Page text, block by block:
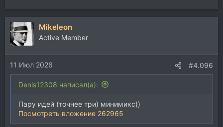
Mikeleon
Active Member
11 Июл 2026 #4.096
Denis12308 написал(а):
Пару идей (точнее три) минимикс))
Посмотреть вложение 262965